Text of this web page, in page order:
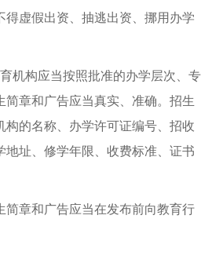
得虚假出资、抽逃出资、挪用办学
构应当按照批准的办学层次、专
简章和广告应当真实、准确。招生
构的名称、办学许可证编号、招收
地址、修学年限、收费标准、证书
章和广告应当在发布前向教育行